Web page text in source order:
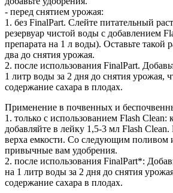
- перед снятием урожая:
1. без FinalPart. Слейте питательный
резервуар чистой воды с добавлением
препарата на 1 л воды). Оставьте такой
два до снятия урожая.
2. после использования FinalPart.
1 литр воды за 2 дня до снятия урожая,
содержание сахара в плодах.
Применение в почвенных и
1. только с использованием Flash Clean:
добавляйте в лейку 1,5-3 мл Flash
верха емкости. Со следующим поливом
привычные вам удобрения.
2. после использования FinalPart*:
на 1 литр воды за 2 дня до снятия
содержание сахара в плодах.